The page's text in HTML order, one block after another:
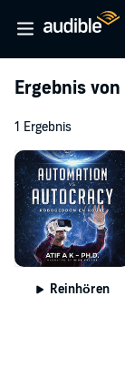
Ergebnis von
1 Ergebnis
Reinhören